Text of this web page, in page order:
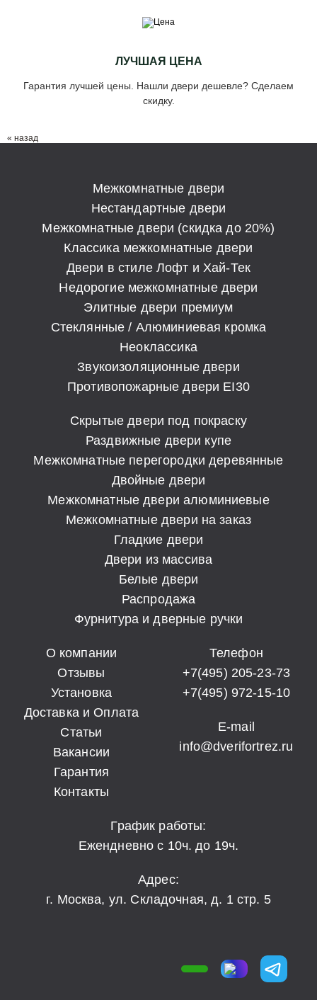
ЛУЧШАЯ ЦЕНА
Гарантия лучшей цены. Нашли двери дешевле? Сделаем
скидку.
« назад
Межкомнатные двери
Нестандартные двери
Межкомнатные двери (скидка до 20%)
Классика межкомнатные двери
Двери в стиле Лофт и Хай-Тек
Недорогие межкомнатные двери
Элитные двери премиум
Стеклянные / Алюминиевая кромка
Неоклассика
Звукоизоляционные двери
Противопожарные двери EI30
Скрытые двери под покраску
Раздвижные двери купе
Межкомнатные перегородки деревянные
Двойные двери
Межкомнатные двери алюминиевые
Межкомнатные двери на заказ
Гладкие двери
Двери из массива
Белые двери
Распродажа
Фурнитура и дверные ручки
О компании
Отзывы
Установка
Доставка и Оплата
Статьи
Вакансии
Гарантия
Контакты
Телефон
+7(495) 205-23-73
+7(495) 972-15-10
E-mail
info@dverifortrez.ru
График работы:
Ежендневно с 10ч. до 19ч.
Адрес:
г. Москва, ул. Складочная, д. 1 стр. 5